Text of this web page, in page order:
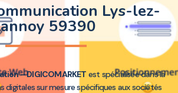
Lys-lez-
59390
– DIGICOMARKET est spécialisée dans la
digitales sur mesure spécifiques aux sociétés